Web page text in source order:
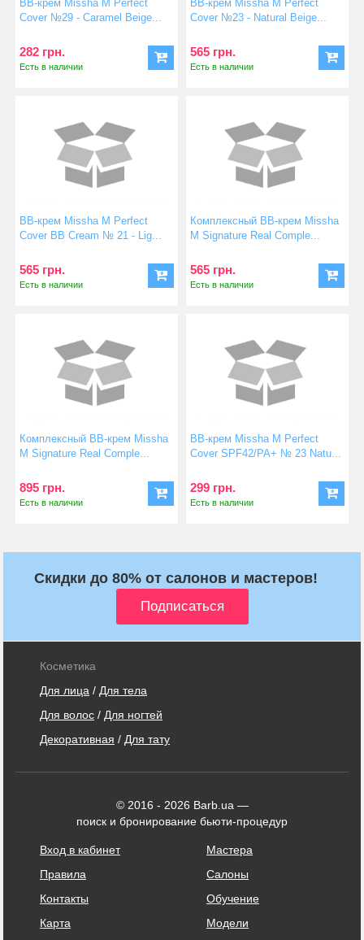
BB-крем Missha M Perfect
Cover №29 - Caramel Beige...
282 грн.
Есть в наличии
BB-крем Missha M Perfect
Cover №23 - Natural Beige...
565 грн.
Есть в наличии
BB-крем Missha M Perfect
Cover BB Cream № 21 - Lig...
565 грн.
Есть в наличии
Комплексный ВВ-крем Missha
M Signature Real Comple...
565 грн.
Есть в наличии
Комплексный ВВ-крем Missha
M Signature Real Comple...
895 грн.
Есть в наличии
BB-крем Missha M Perfect
Cover SPF42/PA+ № 23 Natu...
299 грн.
Есть в наличии
Скидки до 80% от салонов и мастеров!
Косметика
Для лица / Для тела
Для волос / Для ногтей
Декоративная / Для тату
© 2016 - 2026 Barb.ua —
поиск и бронирование бьюти-процедур
Вход в кабинет
Правила
Контакты
Карта
Мастера
Салоны
Обучение
Модели